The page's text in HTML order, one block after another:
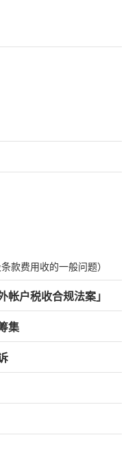
款费用收的一般问题）
帐户税收合规法案」
集